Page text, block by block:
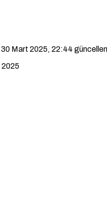
30 Mart 2025, 22:44